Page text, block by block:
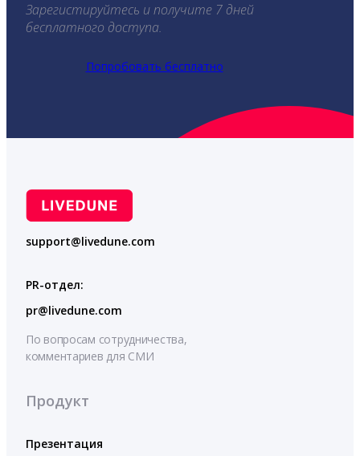
Зарегистируйтесь и получите 7 дней
бесплатного доступа.
Попробовать бесплатно
support@livedune.com
PR-отдел:
pr@livedune.com
По вопросам сотрудничества,
комментариев для СМИ
Продукт
Презентация